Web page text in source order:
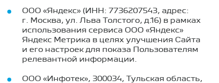
ООО «Яндекс» (ИНН: 7736207543, адрес:
г. Москва, ул. Льва Толстого, д.16) в рамках
использования сервиса ООО «Яндекс»
Яндекс Метрика в целях улучшения Сайта
и его настроек для показа Пользователям
релевантной информации.
ООО «Инфотек», 300034, Тульская область,